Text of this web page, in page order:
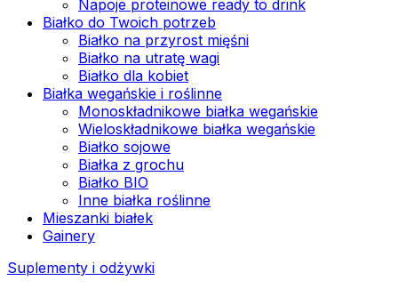
Napoje proteinowe ready to drink
Białko do Twoich potrzeb
Białko na przyrost mięśni
Białko na utratę wagi
Białko dla kobiet
Białka wegańskie i roślinne
Monoskładnikowe białka wegańskie
Wieloskładnikowe białka wegańskie
Białko sojowe
Białka z grochu
Białko BIO
Inne białka roślinne
Mieszanki białek
Gainery
Suplementy i odżywki